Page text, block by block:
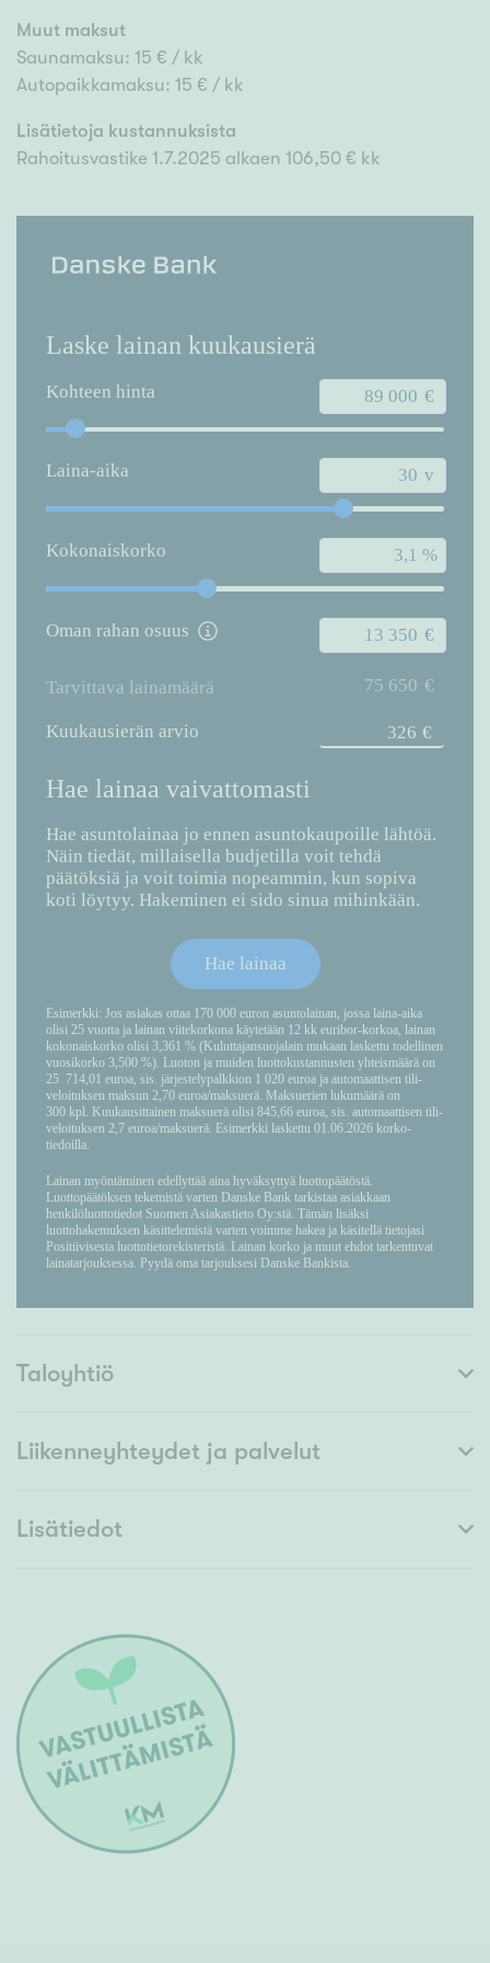
Muut maksut
Saunamaksu: 15 € / kk
Autopaikkamaksu: 15 € / kk
Lisätietoja kustannuksista
Rahoitusvastike 1.7.2025 alkaen 106,50 € kk
Taloyhtiö
Liikenneyhteydet ja palvelut
Lisätiedot